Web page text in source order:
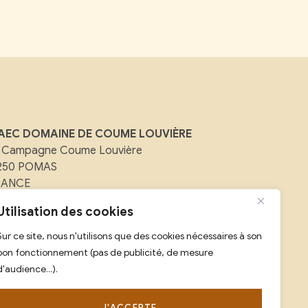
des cookies
ce site, nous n'utilisons que des cookies nécessaires à son
fonctionnement (pas de publicité, de mesure
DOMAINE DE COUME LOUVIÈRE
Campagne Coume Louvière
POMAS
: contact@domainedecoumelouviere.com
: 07 88 08 25 59